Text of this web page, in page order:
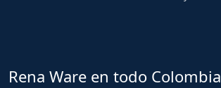
Rena Ware en todo Colombia